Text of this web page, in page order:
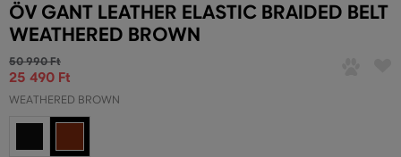
ÖV GANT LEATHER ELASTIC BRAIDED BELT
WEATHERED BROWN
50 990 Ft
25 490 Ft
WEATHERED BROWN